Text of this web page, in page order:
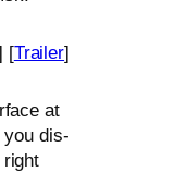
[Trailer]
at
you dis­